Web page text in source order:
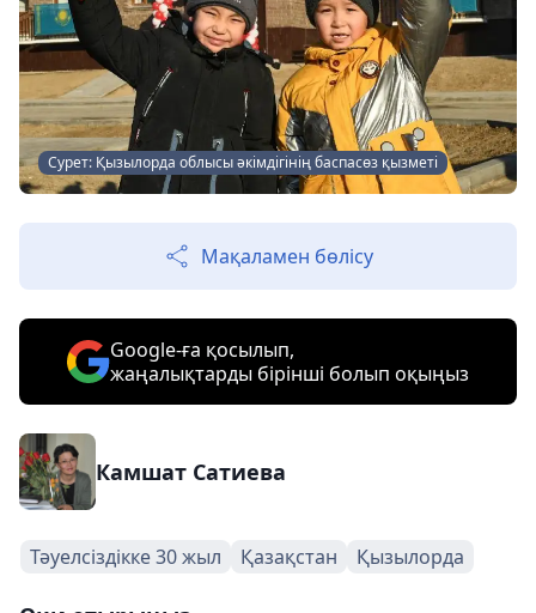
Сурет: Қызылорда облысы әкімдігінің баспасөз қызметі
Сурет: Қызылорда облысы әкімдігінің баспасөз қызметі
Мақаламен бөлісу
Google-ға қосылып,
жаңалықтарды бірінші болып оқыңыз
Камшат Сатиева
Тәуелсіздікке 30 жыл Қазақстан Қызылорда